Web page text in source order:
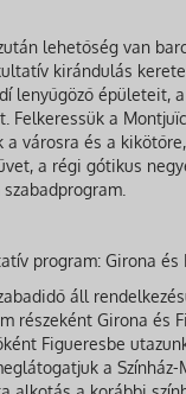
lehetőség van
kirándulás
lenyűgöző épületeit,
Felkeressük a
a városra és a
a régi gótikus
program: Girona és
áll
részeként Girona és
Figueresbe
a Színház-